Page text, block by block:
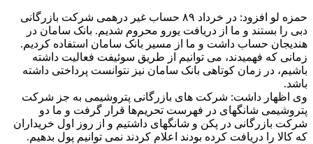
حمزه لو افزود: در خرداد ۸۹ حساب غیر درهمی شرکت بازرگانی
دبی را بستند و ما از دریافت یورو محروم شدیم. بانک سامان در
هندیجان حساب داشت و ما از مسیر بانک سامان استفاده ‌کردیم.
زمانی که فهمیدند، می توانیم از طریق سوئیفت فعالیت داشته
باشیم، در زمان کوتاهی بانک سامان نیز نتوانست پرداختی داشته
باشد.
وی اظهار داشت: شرکت های بازرگانی پتروشیمی به جز شرکت
پتروشیمی شانگهای در فهرست تحریم‌ها قرار گرفت و ما دو
شرکت بازرگانی در پکن و شانگهای داشتیم و از روز اول خریداران
که کالا را دریافت کرده بودند اعلام کردند نمی توانیم پول بدهیم.